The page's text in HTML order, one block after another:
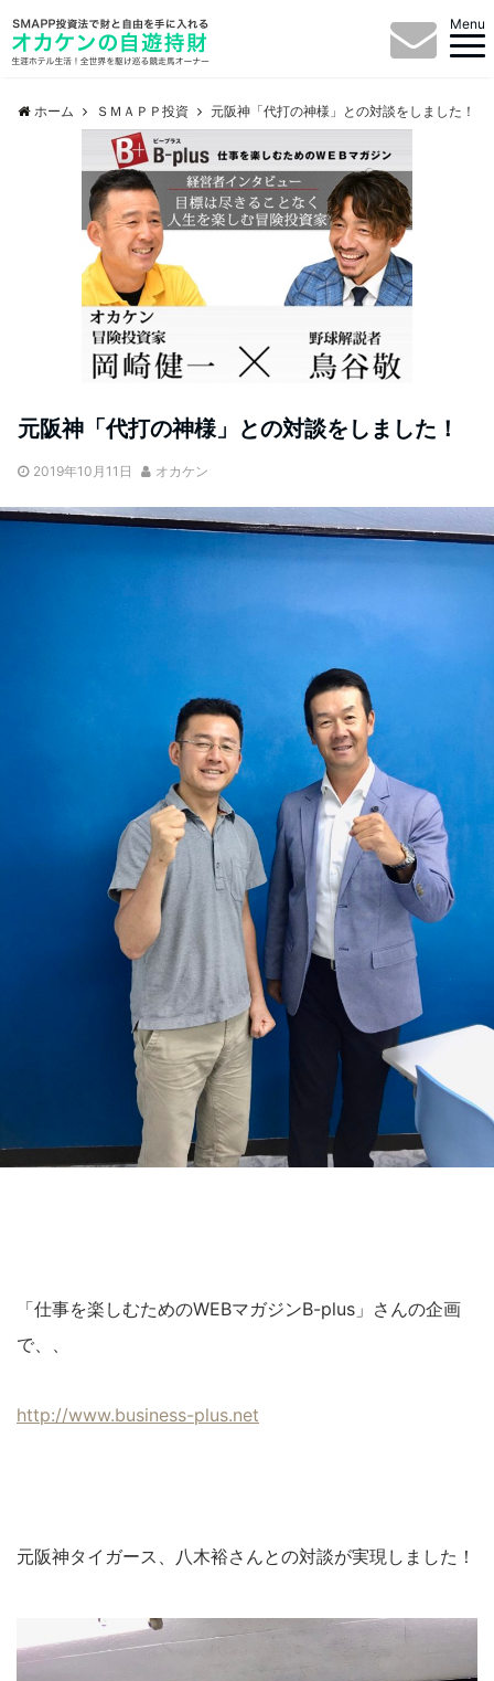
Menu
ホーム ＳＭＡＰＰ投資 元阪神「代打の神様」との対談をしました！
元阪神「代打の神様」との対談をしました！
2019年10月11日 オカケン
「仕事を楽しむためのWEBマガジンB-plus」さんの企画
で、、
http://www.business-plus.net
元阪神タイガース、八木裕さんとの対談が実現しました！